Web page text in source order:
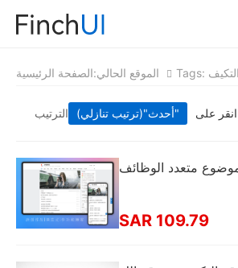
الموقع الحالي:الصفحة الرئيسية Tags: التكيف
الترتيب أحدث"(ترتيب تنازلي)" انقر على
متعدد الوظائف
SAR 109.79